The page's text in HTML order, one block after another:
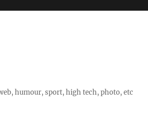
humour, sport, high tech, photo, etc